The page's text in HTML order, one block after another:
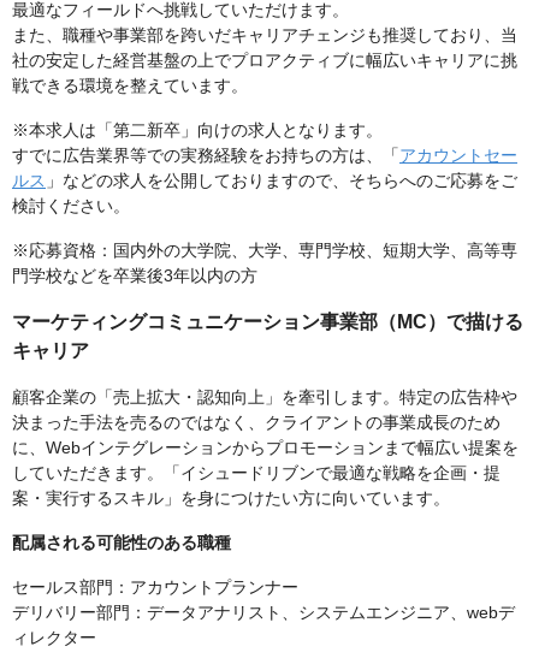
最適なフィールドへ挑戦していただけます。
また、職種や事業部を跨いだキャリアチェンジも推奨しており、当
社の安定した経営基盤の上でプロアクティブに幅広いキャリアに挑
戦できる環境を整えています。
※本求人は「第二新卒」向けの求人となります。
すでに広告業界等での実務経験をお持ちの方は、「アカウントセー
ルス 」などの求人を公開しておりますので、そちらへのご応募をご
検討ください。
※応募資格：国内外の大学院、大学、専門学校、短期大学、高等専
門学校などを卒業後3年以内の方
マーケティングコミュニケーション事業部（MC）で描ける
キャリア
顧客企業の「売上拡大・認知向上」を牽引します。特定の広告枠や
決まった手法を売るのではなく、クライアントの事業成長のため
に、Webインテグレーションからプロモーションまで幅広い提案を
していただきます。「イシュードリブンで最適な戦略を企画・提
案・実行するスキル」を身につけたい方に向いています。
配属される可能性のある職種
セールス部門：アカウントプランナー
デリバリー部門：データアナリスト、システムエンジニア、webデ
ィレクター